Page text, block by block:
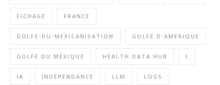
FICHAGE FRANCE
GOLFE-DU-MEXICANISATION GOLFE D'AMÉRIQUE
GOLFE DU MEXIQUE HEALTH DATA HUB I
IA INDÉPENDANCE LLM LOGS